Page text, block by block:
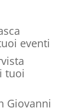
eventi
tuoi
Giovanni